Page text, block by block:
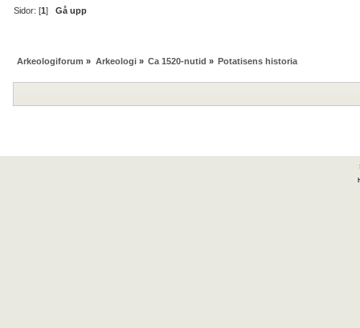
Sidor: [1]Gå upp
Arkeologiforum » Arkeologi» Ca 1520-nutid » Potatisens historia